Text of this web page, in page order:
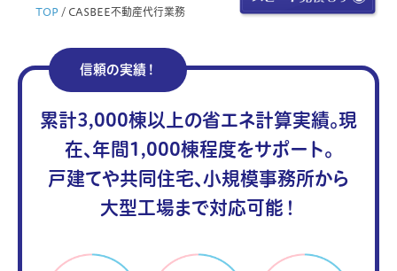
TOP / CASBEE不動産代行業務
信頼の実績！
累計3,000棟以上の省エネ計算実績。現
在、年間1,000棟程度をサポート。
戸建てや共同住宅、小規模事務所から
大型工場まで対応可能！